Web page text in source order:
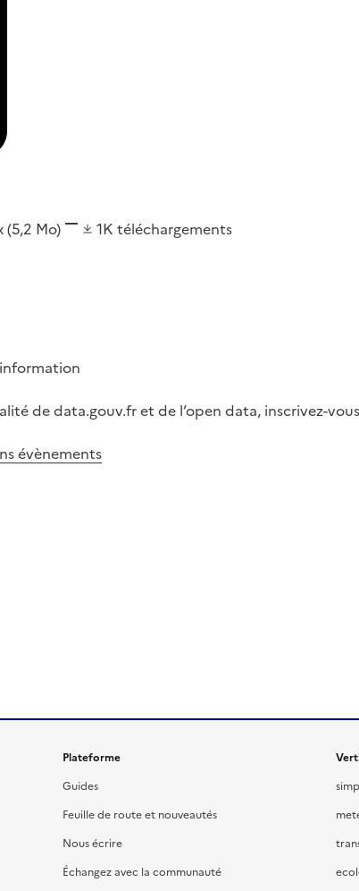
(5,2 Mo) 1K téléchargements
de data.gouv.fr et de l’open data, inscrivez-
évènements
Plateforme
Guides
Feuille de route et nouveautés
Nous écrire
Échangez avec la communauté